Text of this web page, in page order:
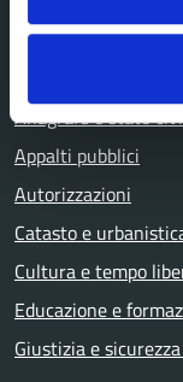
Agricoltura e pesca
Anagrafe e stato
Appalti pubblici
Autorizzazioni
Catasto e
Cultura e tempo
Educazione e
Giustizia e